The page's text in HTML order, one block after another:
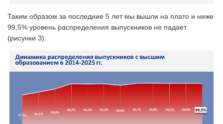
Таким образом за последние 5 лет мы вышли на плато и ниже
99,5% уровень распределения выпускников не падает
(рисунки 3).